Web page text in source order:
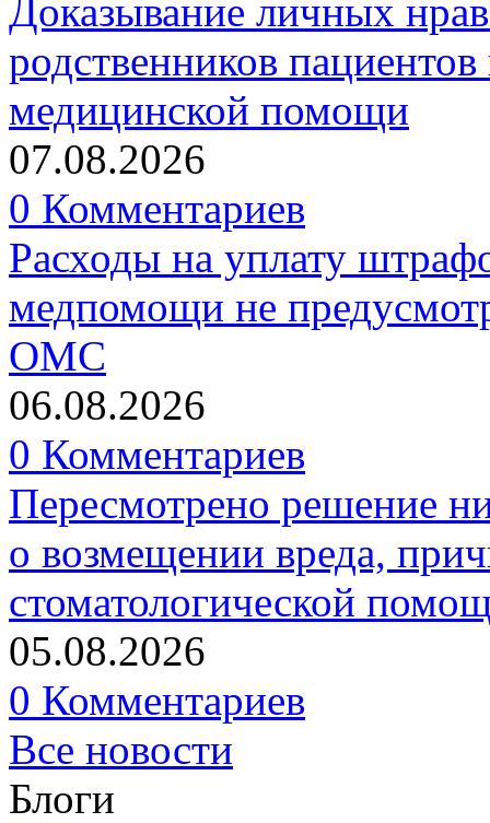
Доказывание личных
родственников
медицинской помощи
07.08.2026
0 Комментариев
Расходы на уплату
медпомощи не
ОМС
06.08.2026
0 Комментариев
Пересмотрено решение
о возмещении вреда,
стоматологической
05.08.2026
0 Комментариев
Все новости
Блоги